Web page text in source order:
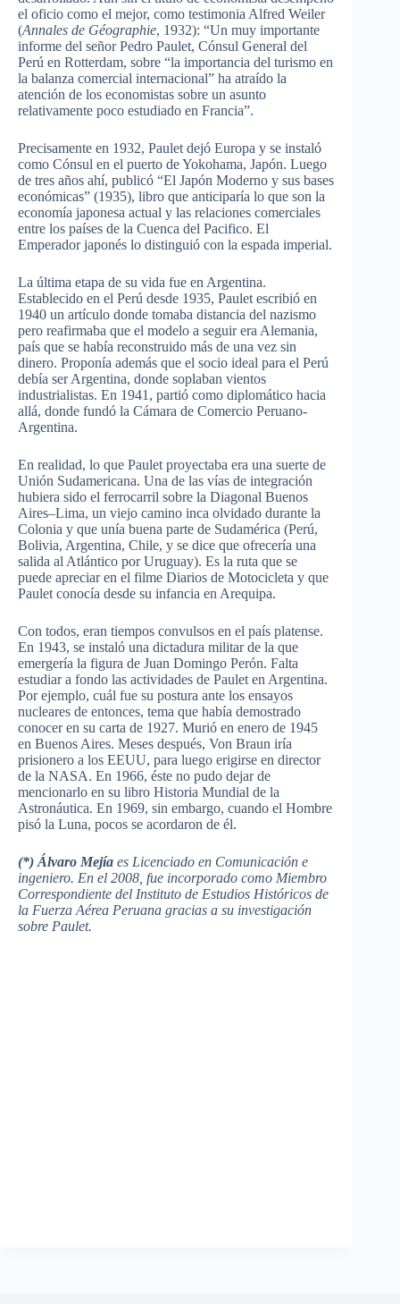
el oficio como el mejor, como testimonia Alfred Weiler
(Annales de Géographie, 1932): “Un muy importante
informe del señor Pedro Paulet, Cónsul General del
Perú en Rotterdam, sobre “la importancia del turismo en
la balanza comercial internacional” ha atraído la
atención de los economistas sobre un asunto
relativamente poco estudiado en Francia”.
Precisamente en 1932, Paulet dejó Europa y se instaló
como Cónsul en el puerto de Yokohama, Japón. Luego
de tres años ahí, publicó “El Japón Moderno y sus bases
económicas” (1935), libro que anticiparía lo que son la
economía japonesa actual y las relaciones comerciales
entre los países de la Cuenca del Pacifico. El
Emperador japonés lo distinguió con la espada imperial.
La última etapa de su vida fue en Argentina.
Establecido en el Perú desde 1935, Paulet escribió en
1940 un artículo donde tomaba distancia del nazismo
pero reafirmaba que el modelo a seguir era Alemania,
país que se había reconstruido más de una vez sin
dinero. Proponía además que el socio ideal para el Perú
debía ser Argentina, donde soplaban vientos
industrialistas. En 1941, partió como diplomático hacia
allá, donde fundó la Cámara de Comercio Peruano-
Argentina.
En realidad, lo que Paulet proyectaba era una suerte de
Unión Sudamericana. Una de las vías de integración
hubiera sido el ferrocarril sobre la Diagonal Buenos
Aires–Lima, un viejo camino inca olvidado durante la
Colonia y que unía buena parte de Sudamérica (Perú,
Bolivia, Argentina, Chile, y se dice que ofrecería una
salida al Atlántico por Uruguay). Es la ruta que se
puede apreciar en el filme Diarios de Motocicleta y que
Paulet conocía desde su infancia en Arequipa.
Con todos, eran tiempos convulsos en el país platense.
En 1943, se instaló una dictadura militar de la que
emergería la figura de Juan Domingo Perón. Falta
estudiar a fondo las actividades de Paulet en Argentina.
Por ejemplo, cuál fue su postura ante los ensayos
nucleares de entonces, tema que había demostrado
conocer en su carta de 1927. Murió en enero de 1945
en Buenos Aires. Meses después, Von Braun iría
prisionero a los EEUU, para luego erigirse en director
de la NASA. En 1966, éste no pudo dejar de
mencionarlo en su libro Historia Mundial de la
Astronáutica. En 1969, sin embargo, cuando el Hombre
pisó la Luna, pocos se acordaron de él.
(*) Álvaro Mejía es Licenciado en Comunicación e
ingeniero. En el 2008, fue incorporado como Miembro
Correspondiente del Instituto de Estudios Históricos de
la Fuerza Aérea Peruana gracias a su investigación
sobre Paulet.